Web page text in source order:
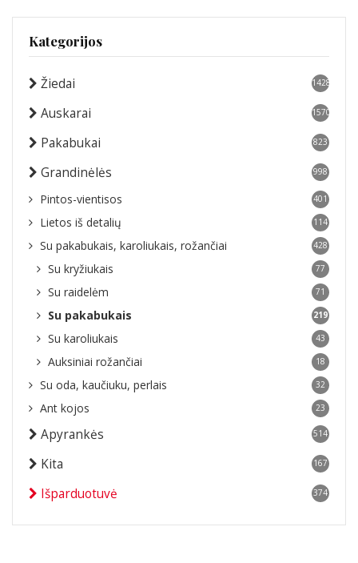
Kategorijos
Žiedai 1428
Auskarai 1570
Pakabukai 823
Grandinėlės 998
Pintos-vientisos 401
Lietos iš detalių 114
Su pakabukais, karoliukais, rožančiai 428
Su kryžiukais 77
Su raidelėm 71
Su pakabukais 219
Su karoliukais 43
Auksiniai rožančiai 18
Su oda, kaučiuku, perlais 32
Ant kojos 23
Apyrankės 514
Kita 167
Išparduotuvė 374